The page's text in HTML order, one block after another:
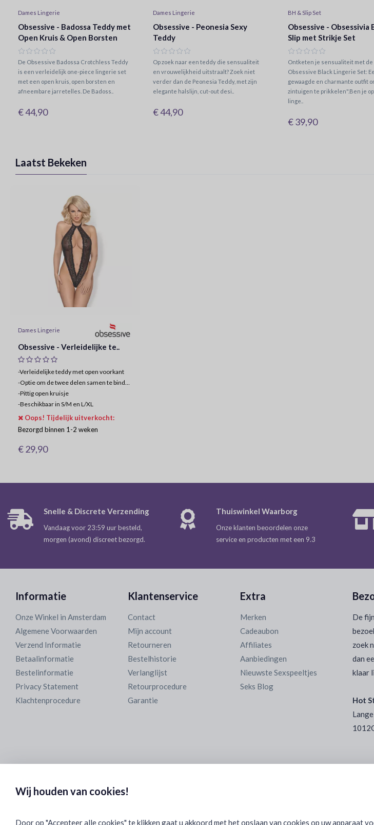
Dames Lingerie
Obsessive - Badossa Teddy met
Open Kruis & Open Borsten
De Obsessive Badossa Crotchless Teddy
is een verleidelijk one-piece lingerie set
met een open kruis, open borsten en
afneembare jarretelles. De Badoss..
€ 44,90
Dames Lingerie
Obsessive - Peonesia Sexy
Teddy
Op zoek naar een teddy die sensualiteit
en vrouwelijkheid uitstraalt? Zoek niet
verder dan de Peonesia Teddy, met zijn
elegante halslijn, cut-out desi..
€ 44,90
BH & Slip Set
Obsessive - Obsessivia
Slip met Strikje Set
Ontketen je sensualiteit met de
Obsessive Black Lingerie Set:
gewaagde en charmante outfit
zintuigen te prikkelen".Ben je op
linge..
€ 39,90
Laatst Bekeken
Dames Lingerie
Obsessive - Verleidelijke te..
-Verleidelijke teddy met open voorkant
-Optie om de twee delen samen te binden voor bedekking of blootstelling
-Pittig open kruisje
-Beschikbaar in S/M en L/XL
Oops! Tijdelijk uitverkocht:
Bezorgd binnen 1-2 weken
€ 29,90
Snelle & Discrete Verzending
Vandaag voor 23:59 uur besteld,
morgen (avond) discreet bezorgd.
Thuiswinkel Waarborg
Onze klanten beoordelen onze
service en producten met een 9.3
Informatie
Onze Winkel in Amsterdam
Algemene Voorwaarden
Verzend Informatie
Betaalinformatie
Bestelinformatie
Privacy Statement
Klachtenprocedure
Klantenservice
Contact
Mijn account
Retourneren
Bestelhistorie
Verlanglijst
Retourprocedure
Garantie
Extra
Merken
Cadeaubon
Affiliates
Aanbiedingen
Nieuwste Sexspeeltjes
Seks Blog
De
zoek
dan
klaar
Hot
Wij houden van cookies!
Door op "Accepteer alle cookies" te klikken gaat u akkoord met het opslaan van cookies op uw apparaat